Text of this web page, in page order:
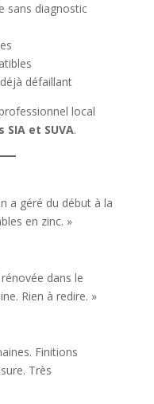
sans diagnostic
défaillant
local
SIA et SUVA.
a géré du début à la
en zinc. »
dans le
Rien à redire. »
Finitions
Très